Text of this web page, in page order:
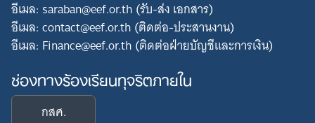
อีเมล: saraban@eef.or.th (รับ-ส่ง เอกสาร)
อีเมล: contact@eef.or.th (ติดต่อ-ประสานงาน)
อีเมล: Finance@eef.or.th (ติดต่อฝ่ายบัญชีและการเงิน)
ช่องทางร้องเรียนทุจริตภายใน
กสศ.